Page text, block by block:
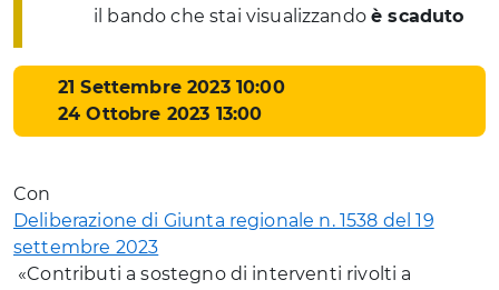
il bando che stai visualizzandoè scaduto
21 Settembre 2023 10:00
24 Ottobre 2023 13:00
Con
Deliberazione di Giunta regionale n. 1538 del 19
settembre 2023
«Contributi a sostegno di interventi rivolti a